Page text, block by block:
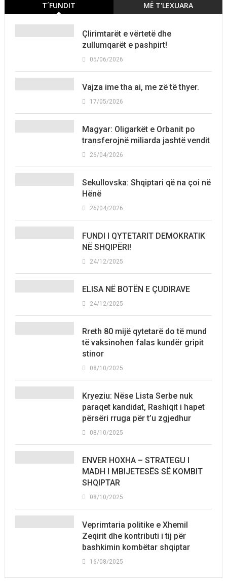
T´FUNDIT MË T'LEXUARA
Çlirimtarët e vërtetë dhe
zullumqarët e pashpirt!
05/06/2026
Vajza ime tha ai, me zë të thyer.
17/05/2026
Magyar: Oligarkët e Orbanit po
transferojnë miliarda jashtë vendit
26/04/2026
Sekullovska: Shqiptari që na çoi në
Hënë
26/04/2026
FUNDI I QYTETARIT DEMOKRATIK
NË SHQIPËRI!
24/12/2025
ELISA NË BOTËN E ÇUDIRAVE
24/12/2025
Rreth 80 mijë qytetarë do të mund
të vaksinohen falas kundër gripit
stinor
08/10/2025
Kryeziu: Nëse Lista Serbe nuk
paraqet kandidat, Rashiqit i hapet
përsëri rruga për t’u zgjedhur
08/10/2025
ENVER HOXHA – STRATEGU I
MADH I MBIJETESËS SË KOMBIT
SHQIPTAR
08/10/2025
Veprimtaria politike e Xhemil
Zeqirit dhe kontributi i tij për
bashkimin kombëtar shqiptar
16/08/2025